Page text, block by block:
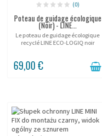
(0)
Poteau de guidage écologique
(Noir) - LINE...
Le poteau de guidage écologique
recyclé LINE ECO-LOGIQ noir
associe une démarche RSE
parfait pour une institution éco-
69,00 €